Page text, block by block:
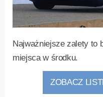
Najważniejsze zalety to
miejsca w środku.
ZOBACZ